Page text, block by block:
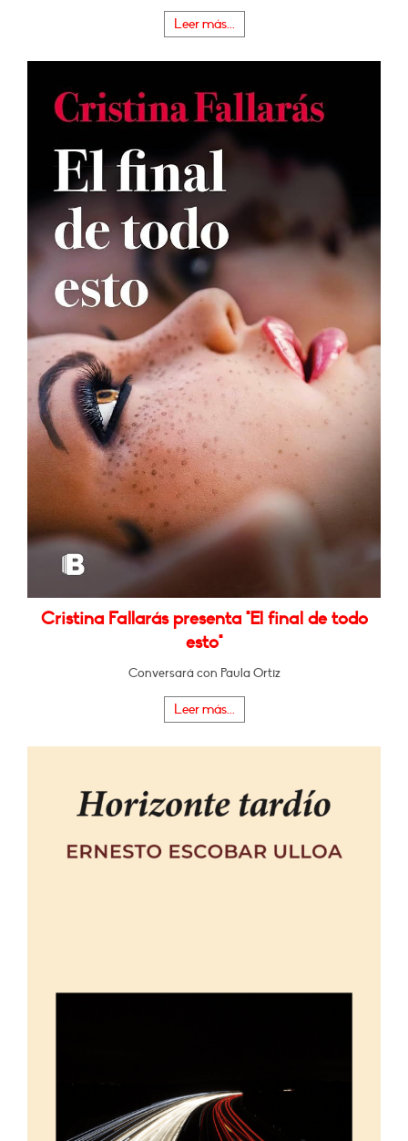
Leer más...
Cristina Fallarás presenta "El final de todo
esto"
Conversará con Paula Ortiz
Leer más...